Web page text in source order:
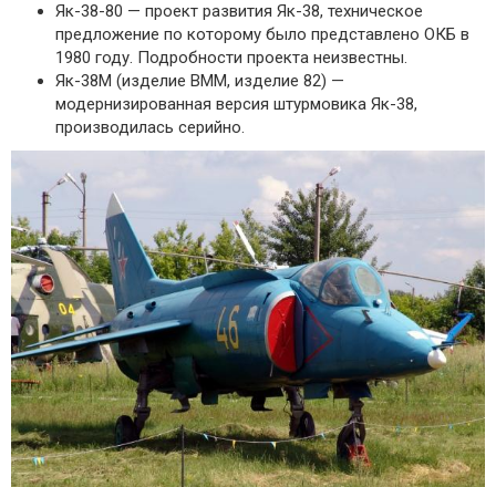
Як-38-80 — проект развития Як-38, техническое
предложение по которому было представлено ОКБ в
1980 году. Подробности проекта неизвестны.
Як-38М (изделие ВММ, изделие 82) —
модернизированная версия штурмовика Як-38,
производилась серийно.